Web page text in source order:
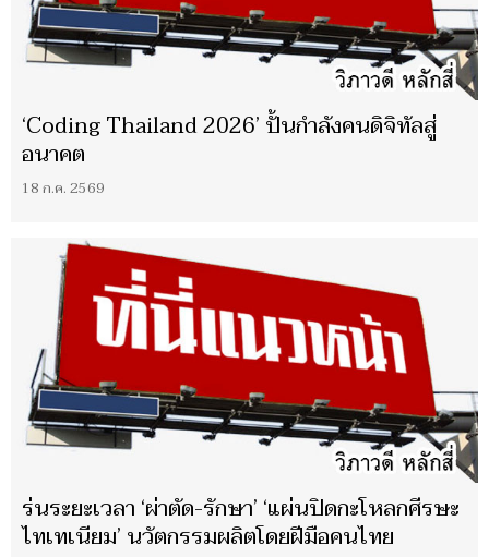
‘Coding Thailand 2026’ ปั้นกำลังคนดิจิทัลสู่
อนาคต
18 ก.ค. 2569
​ร่นระยะเวลา ‘ผ่าตัด-รักษา’ ‘แผ่นปิดกะโหลกศีรษะ
ไทเทเนียม’ นวัตกรรมผลิตโดยฝีมือคนไทย